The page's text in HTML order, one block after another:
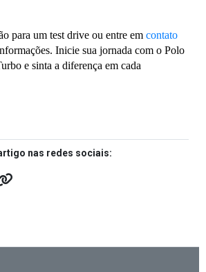
para um test drive ou entre em
Inicie sua jornada com o Polo
e sinta a diferença em cada
nas redes sociais: